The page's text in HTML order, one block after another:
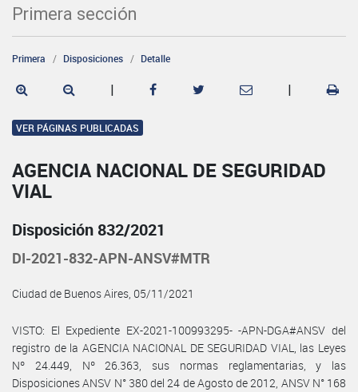
Primera sección
Primera Disposiciones Detalle
| |
VER PÁGINAS PUBLICADAS
AGENCIA NACIONAL DE SEGURIDAD
VIAL
Disposición 832/2021
DI-2021-832-APN-ANSV#MTR
Ciudad de Buenos Aires, 05/11/2021
VISTO: El Expediente EX-2021-100993295- -APN-DGA#ANSV del
registro de la AGENCIA NACIONAL DE SEGURIDAD VIAL, las Leyes
Nº 24.449, Nº 26.363, sus normas reglamentarias, y las
Disposiciones ANSV N° 380 del 24 de Agosto de 2012, ANSV N° 168